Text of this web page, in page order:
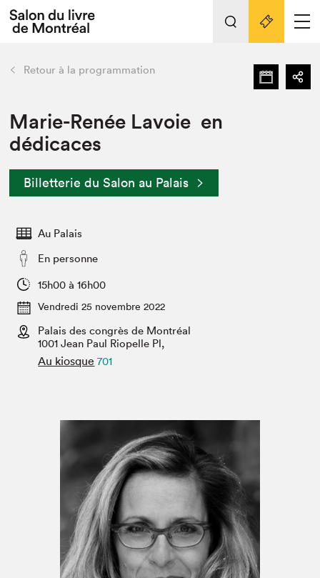
Espace médias
Espace exposant⋅e⋅s
Espace enseignant·e·s
Espace pro
Tout sur l'édition 2022
Actualités
Vidéos et Balados
retour Nos activités
Édition 2022
Planifier sa visite
Nous connaître
Projets partenaires 2022
Archives
Liens pratiques
Retour à la programmation
Marie-Renée Lavoie en
dédicaces
Billetterie du Salon au Palais
Au Palais
En personne
15h00 à 16h00
Vendredi 25 novembre 2022
Palais des congrès de Montréal
1001 Jean Paul Riopelle Pl,
Au kiosque 701